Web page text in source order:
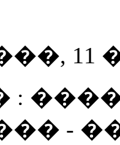
11
:
-